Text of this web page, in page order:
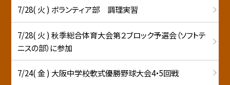
7/28( 火 ) ボランティア部 調理実習
7/28( 火 ) 秋季総合体育大会第２ブロック予選会（ソフトテ
ニスの部）に参加
7/24( 金 ) 大阪中学校軟式優勝野球大会4・5回戦